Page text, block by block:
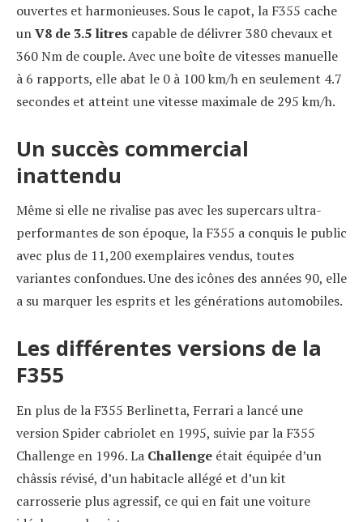
ouvertes et harmonieuses. Sous le capot, la F355 cache
unV8 de 3.5 litres capable de délivrer 380 chevaux et
360 Nm de couple. Avec une boîte de vitesses manuelle
à 6 rapports, elle abat le 0 à 100 km/h en seulement 4.7
secondes et atteint une vitesse maximale de 295 km/h.
Un succès commercial
inattendu
Même si elle ne rivalise pas avec les supercars ultra-
performantes de son époque, la F355 a conquis le public
avec plus de 11,200 exemplaires vendus, toutes
variantes confondues. Une des icônes des années 90, elle
a su marquer les esprits et les générations automobiles.
Les différentes versions de la
F355
En plus de la F355 Berlinetta, Ferrari a lancé une
version Spider cabriolet en 1995, suivie par la F355
Challenge en 1996. La Challenge était équipée d’un
châssis révisé, d’un habitacle allégé et d’un kit
carrosserie plus agressif, ce qui en fait une voiture